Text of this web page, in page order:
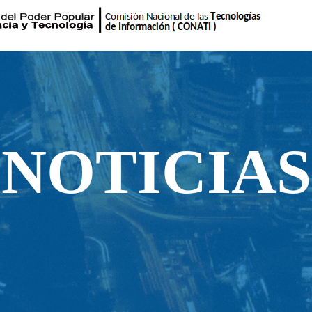
NOTICIAS
NOTICIAS